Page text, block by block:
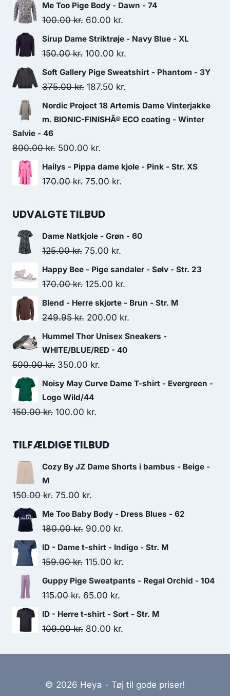
Me Too Pige Body - Dawn - 74
100.00kr. Original
price
was:
60.00 kr.
price
is:
Sirup Dame Striktrøje - Navy Blue - XL
150.00kr. Original
price
was:
100.00 kr.
price
Soft Gallery Pige Sweatshirt - Phantom - 3Y
375.00kr. Original
price
was:
187.50 kr.
price
is:
Nordic Project 18 Artemis Dame Vinterjakke
m. BIONIC-FINISHÂ® ECO coating - Winter
Salvie - 46
800.00kr. Original
price
was:
500.00 kr.
price
is:
Hailys - Pippa dame kjole - Pink - Str. XS
170.00kr. Original
was:
75.00 kr.
UDVALGTE TILBUD
Dame Natkjole - Grøn - 60
125.00kr. Original
price
was:
75.00 kr.
price
is:
Happy Bee - Pige sandaler - Sølv - Str. 23
170.00kr. Original
price
was:
125.00 kr.
price
is:
Blend - Herre skjorte - Brun - Str. M
249.95kr. Original
price
was:
249.95 kr..
200.00 kr.
price
Hummel Thor Unisex Sneakers -
WHITE/BLUE/RED - 40
500.00kr. Original
price
was:
500.00 kr..
350.00 kr.
price
Noisy May Curve Dame T-shirt - Evergreen -
Logo Wild/44
150.00kr. Original
was:
100.00 kr.
is:
TILFÆLDIGE TILBUD
Cozy By JZ Dame Shorts i bambus - Beige -
M
150.00kr. Original
price
was:
75.00 kr.
price
is:
Me Too Baby Body - Dress Blues - 62
180.00kr. Original
price
was:
90.00 kr.
price
ID - Dame t-shirt - Indigo - Str. M
159.00kr. Original
price
was:
115.00 kr.
price
Guppy Pige Sweatpants - Regal Orchid - 104
115.00kr. Original
price
was:
65.00 kr.
price
is:
ID - Herre t-shirt - Sort - Str. M
109.00kr. Original
80.00 kr.
© 2026 Heya - Tøj til gode priser!